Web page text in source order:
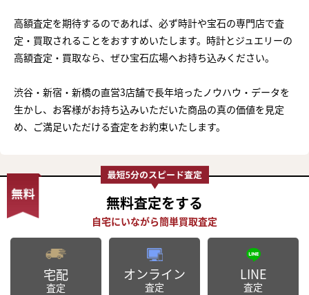
高額査定を期待するのであれば、必ず時計や宝石の専門店で査
定・買取されることをおすすめいたします。時計とジュエリーの
高額査定・買取なら、ぜひ宝石広場へお持ち込みください。
渋谷・新宿・新橋の直営3店舗で長年培ったノウハウ・データを
生かし、お客様がお持ち込みいただいた商品の真の価値を見定
め、ご満足いただける査定をお約束いたします。
無料査定をする
宅配
査定
オンライン
査定
LINE
査定